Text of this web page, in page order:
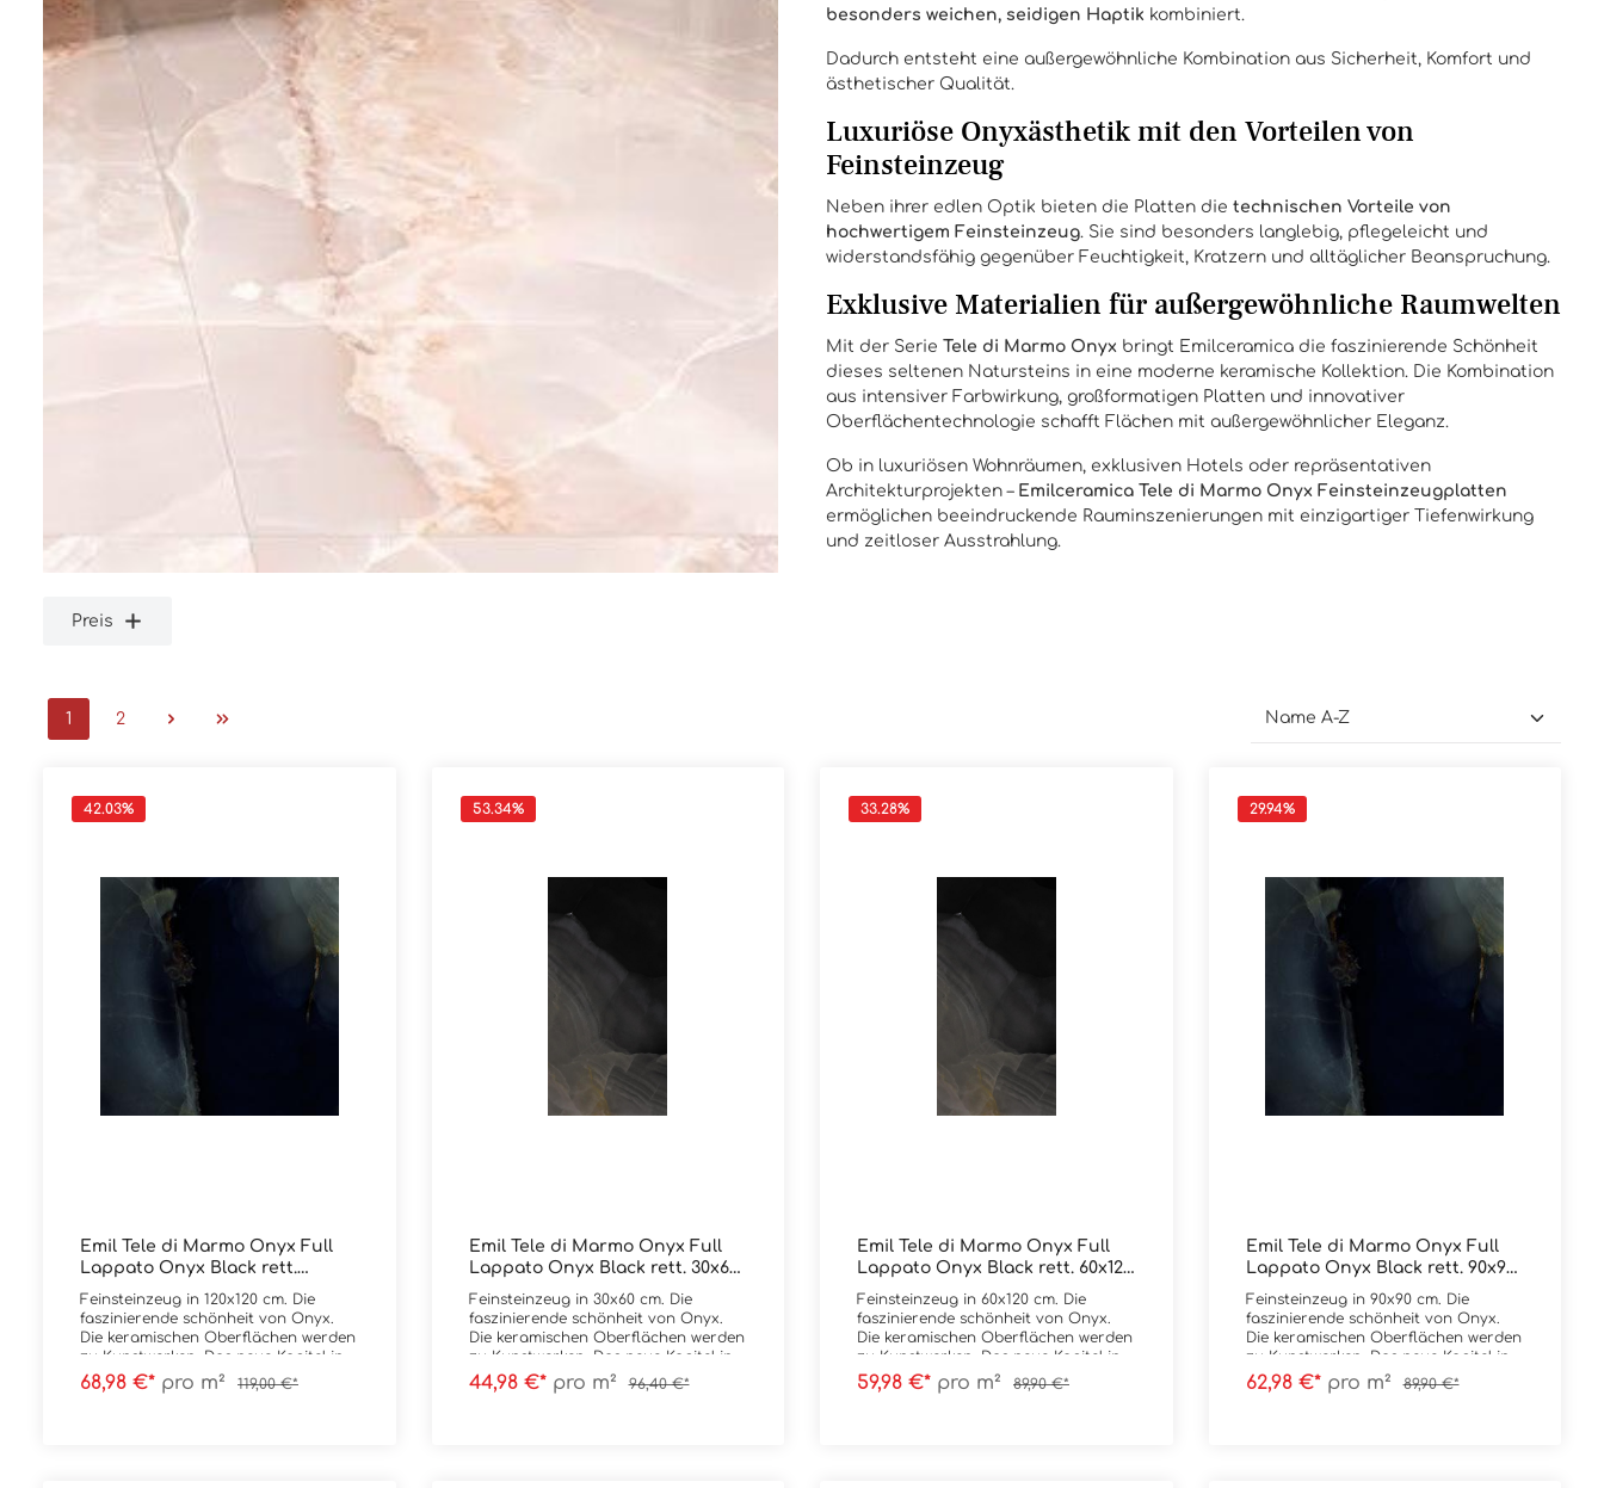
besonders weichen, seidigen Haptik kombiniert.
Dadurch entsteht eine außergewöhnliche Kombination aus Sicherheit, Komfort und
ästhetischer Qualität.
Luxuriöse Onyxästhetik mit den Vorteilen von
Feinsteinzeug
Neben ihrer edlen Optik bieten die Platten die technischen Vorteile von
hochwertigem Feinsteinzeug. Sie sind besonders langlebig, pflegeleicht und
widerstandsfähig gegenüber Feuchtigkeit, Kratzern und alltäglicher Beanspruchung.
Exklusive Materialien für außergewöhnliche Raumwelten
Mit der Serie Tele di Marmo Onyx bringt Emilceramica die faszinierende Schönheit
dieses seltenen Natursteins in eine moderne keramische Kollektion. Die Kombination
aus intensiver Farbwirkung, großformatigen Platten und innovativer
Oberflächentechnologie schafft Flächen mit außergewöhnlicher Eleganz.
Ob in luxuriösen Wohnräumen, exklusiven Hotels oder repräsentativen
Architekturprojekten – Emilceramica Tele di Marmo Onyx Feinsteinzeugplatten
ermöglichen beeindruckende Rauminszenierungen mit einzigartiger Tiefenwirkung
und zeitloser Ausstrahlung.
Preis
1 2
42.03%
Emil Tele di Marmo Onyx Full
Lappato Onyx Black rett.
120x120 cm
Feinsteinzeug in 120x120 cm. Die
faszinierende schönheit von Onyx.
Die keramischen Oberflächen werden
zu Kunstwerken. Das neue Kapitel in
der den edelsten Marmorsorten der
Welt gewidmeten Serie. Es ist der
68,98 €* pro m² 119,00 €*
53.34%
Emil Tele di Marmo Onyx Full
Lappato Onyx Black rett. 30x60
cm
Feinsteinzeug in 30x60 cm. Die
faszinierende schönheit von Onyx.
Die keramischen Oberflächen werden
zu Kunstwerken. Das neue Kapitel in
der den edelsten Marmorsorten der
Welt gewidmeten Serie. Es ist der
44,98 €* pro m² 96,40 €*
33.28%
Emil Tele di Marmo Onyx Full
Lappato Onyx Black rett. 60x120
cm
Feinsteinzeug in 60x120 cm. Die
faszinierende schönheit von Onyx.
Die keramischen Oberflächen werden
zu Kunstwerken. Das neue Kapitel in
der den edelsten Marmorsorten der
Welt gewidmeten Serie. Es ist der
59,98 €* pro m² 89,90 €*
29.94%
Emil Tele di Marmo Onyx Full
Lappato Onyx Black rett. 90x90
cm
Feinsteinzeug in 90x90 cm. Die
faszinierende schönheit von Onyx.
Die keramischen Oberflächen werden
zu Kunstwerken. Das neue Kapitel in
der den edelsten Marmorsorten der
Welt gewidmeten Serie. Es ist der
62,98 €* pro m² 89,90 €*